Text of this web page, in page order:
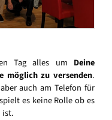
Tag alles um Deine
möglich zu versenden.
auch am Telefon für
es keine Rolle ob es
ist.